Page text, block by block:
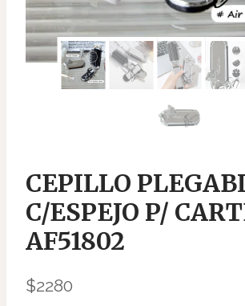
CEPILLO
C/ESPEJO P/
AF51802
$2280